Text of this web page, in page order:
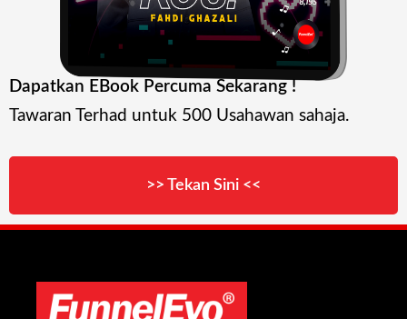
Dapatkan EBook Percuma Sekarang !
Tawaran Terhad untuk 500 Usahawan sahaja.
>> Tekan Sini <<